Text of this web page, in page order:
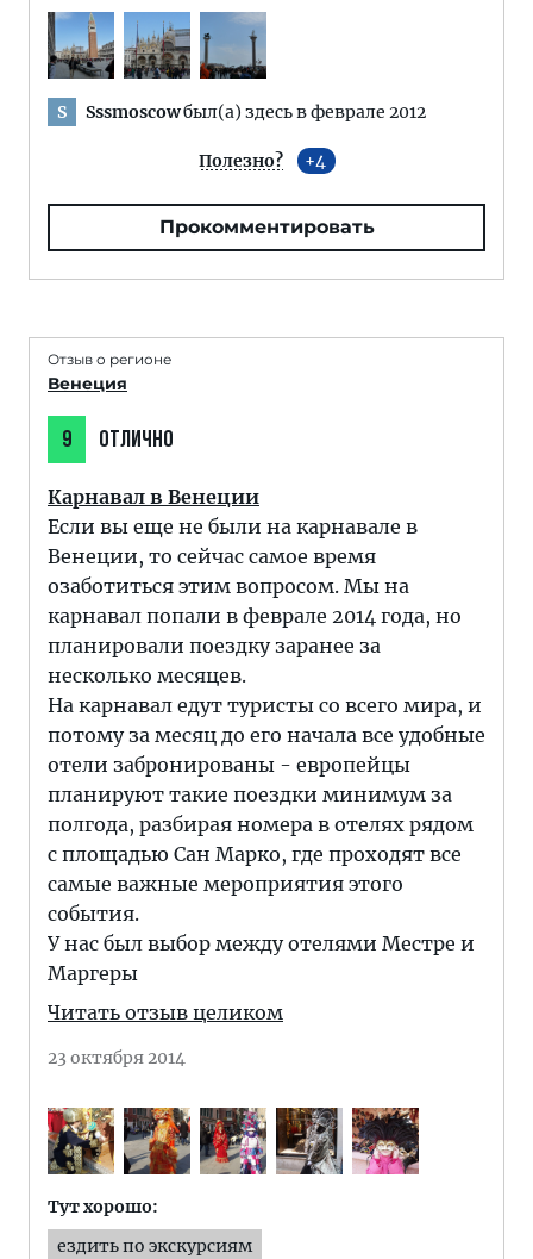
S Sssmoscowбыл(а) здесь в феврале 2012
Полезно? 4
Прокомментировать
Отзыв о регионе
Венеция
9 ОТЛИЧНО
Карнавал в Венеции
Если вы еще не были на карнавале в
Венеции, то сейчас самое время
озаботиться этим вопросом. Мы на
карнавал попали в феврале 2014 года, но
планировали поездку заранее за
несколько месяцев.
На карнавал едут туристы со всего мира, и
потому за месяц до его начала все удобные
отели забронированы - европейцы
планируют такие поездки минимум за
полгода, разбирая номера в отелях рядом
с площадью Сан Марко, где проходят все
самые важные мероприятия этого
события.
У нас был выбор между отелями Местре и
Маргеры
Читать отзыв целиком
23 октября 2014
Тут хорошо:
ездить по экскурсиям